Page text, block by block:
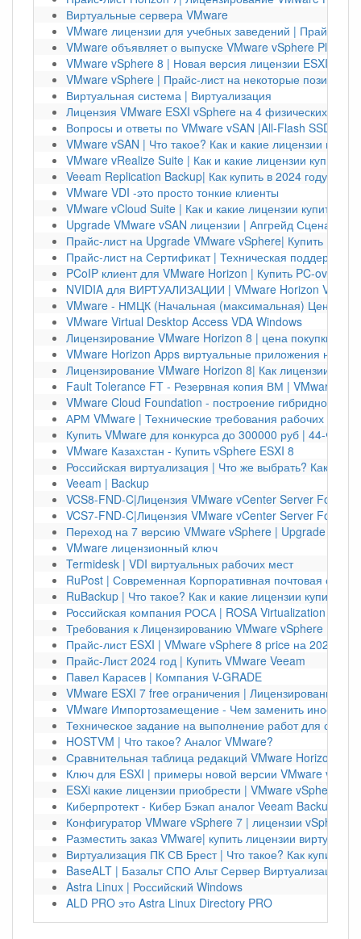
Виртуальные сервера VMware
VMware лицензии для учебных заведений | Прайс-лист
VMware объявляет о выпуске VMware vSphere
VMware vSphere 8 | Новая версия лицензии ESXI 8
VMware vSphere | Прайс-лист на некоторые позиции
Виртуальная система | Виртуализация
Лицензия VMware ESXI vSphere на 4 физических
Вопросы и ответы по VMware vSAN |All-Flash SSD
VMware vSAN | Что такое? Как и какие лицензии
VMware vRealize Suite | Как и какие лицензии купить?
Veeam Replication Backup| Как купить в 2024 году?
VMware VDI -это просто тонкие клиенты
VMware vCloud Suite | Как и какие лицензии купить?
Upgrade VMware vSAN лицензии | Апгрейд Сценарии
Прайс-лист на Upgrade VMware vSphere| Купить
Прайс-лист на Сертификат | Техническая поддержка
PCoIP клиент для VMware Horizon | Купить PC-over-IP
NVIDIA для ВИРТУАЛИЗАЦИИ | VMware Horizon VDI
VMware - НМЦК (Начальная (максимальная) Цена
VMware Virtual Desktop Access VDA Windows
Лицензирование VMware Horizon 8 | цена покупки
VMware Horizon Apps виртуальные приложения на
Лицензирование VMware Horizon 8| Как лицензии
Fault Tolerance FT - Резервная копия ВМ | VMware
VMware Cloud Foundation - построение гибридного
АРМ VMware | Технические требования рабочих мест
Купить VMware для конкурса до 300000 руб | 44-ФЗ
VMware Казахстан - Купить vSphere ESXI 8
Российская виртуализация | Что же выбрать? Как
Veeam | Backup
VCS8-FND-C|Лицензия VMware vCenter Server
VCS7-FND-C|Лицензия VMware vCenter Server
Переход на 7 версию VMware vSphere | Upgrade
VMware лицензионный ключ
Termidesk | VDI виртуальных рабочих мест
RuPost | Современная Корпоративная почтовая
RuBackup | Что такое? Как и какие лицензии купить?
Российская компания РОСА | ROSA Virtualization
Требования к Лицензированию VMware vSphere ESXi |
Прайс-лист ESXI | VMware vSphere 8 price на 2024 год
Прайс-Лист 2024 год | Купить VMware Veeam
Павел Карасев | Компания V-GRADE
VMware ESXI 7 free ограничения | Лицензирование
VMware Импортозамещение - Чем заменить
Техническое задание на выполнение работ для
HOSTVM | Что такое? Аналог VMware?
Сравнительная таблица редакций VMware Horizon
Ключ для ESXI | примеры новой версии VMware
ESXi какие лицензии приобрести | VMware vSphere
Киберпротект - Кибер Бэкап аналог Veeam Backup
Конфигуратор VMware vSphere 7 | лицензии vSphere
Разместить заказ VMware| купить лицензии
Виртуализация ПК СВ Брест | Что такое? Как купить?
BaseALT | Базальт СПО Альт Сервер Виртуализации
Astra Linux | Российский Windows
ALD PRO это Astra Linux Directory PRO